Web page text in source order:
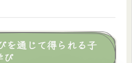
を通じて得られる子
び